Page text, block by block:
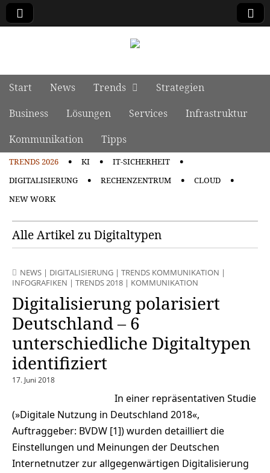
Main menu
Skip to content
Start News Trends
Strategien
Business
Lösungen Services
Infrastruktur
Kommunikation
Tipps
TRENDS 2026 KI
IT-SICHERHEIT
DIGITALISIERUNG
RECHENZENTRUM
CLOUD
NEW WORK
Alle Artikel zu Digitaltypen
NEWS | DIGITALISIERUNG | TRENDS KOMMUNIKATION |
INFOGRAFIKEN | TRENDS 2018 | KOMMUNIKATION
Digitalisierung polarisiert
Deutschland – 6
unterschiedliche Digitaltypen
identifiziert
17. Juni 2018
In einer repräsentativen Studie
(»Digitale Nutzung in Deutschland 2018«,
Auftraggeber: BVDW [1]) wurden detailliert die
Einstellungen und Meinungen der Deutschen
Internetnutzer zur allgegenwärtigen Digitalisierung